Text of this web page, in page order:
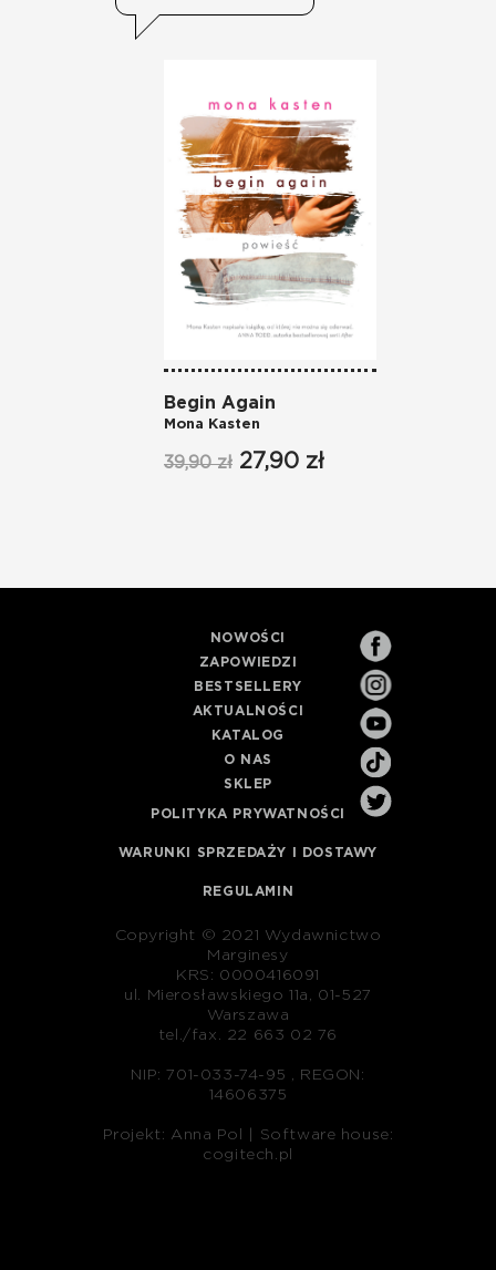
Begin Again
Mona Kasten
39,90 zł 27,90 zł
NOWOŚCI
ZAPOWIEDZI
BESTSELLERY
AKTUALNOŚCI
KATALOG
O NAS
SKLEP
POLITYKA PRYWATNOŚCI
WARUNKI SPRZEDAŻY I DOSTAWY
REGULAMIN
Copyright © 2021 Wydawnictwo
Marginesy
KRS: 0000416091
ul. Mierosławskiego 11a, 01-527
Warszawa
tel./fax. 22 663 02 76
NIP: 701-033-74-95 , REGON:
14606375
Projekt: Anna Pol |
Software house:
cogitech.pl